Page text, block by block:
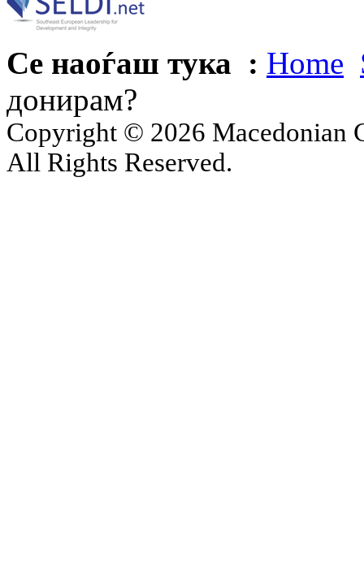
Се наоѓаш тука : Home
донирам?
Copyright © 2026 Macedonian
All Rights Reserved.